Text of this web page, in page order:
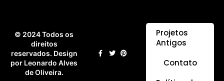
© 2024 Todos os
direitos
reservados. Design
por Leonardo Alves
de Oliveira.
Projetos
Antigos
Contato